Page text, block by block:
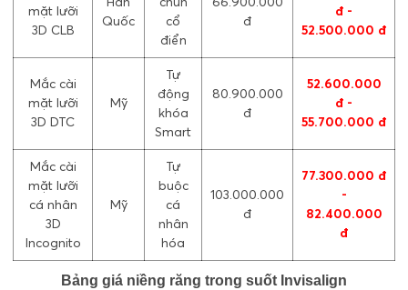
mặt lưỡi
3D CLB
Quốc
cổ
điển
đ
đ -
52.500.000 đ
Mắc cài
mặt lưỡi
3D DTC
Mỹ
Tự
động
khóa
Smart
80.900.000
đ
52.600.000
đ -
55.700.000 đ
Mắc cài
mặt lưỡi
cá nhân
3D
Incognito
Mỹ
Tự
buộc
cá
nhân
hóa
103.000.000
đ
77.300.000 đ
-
82.400.000
đ
Bảng giá niềng răng trong suốt Invisalign